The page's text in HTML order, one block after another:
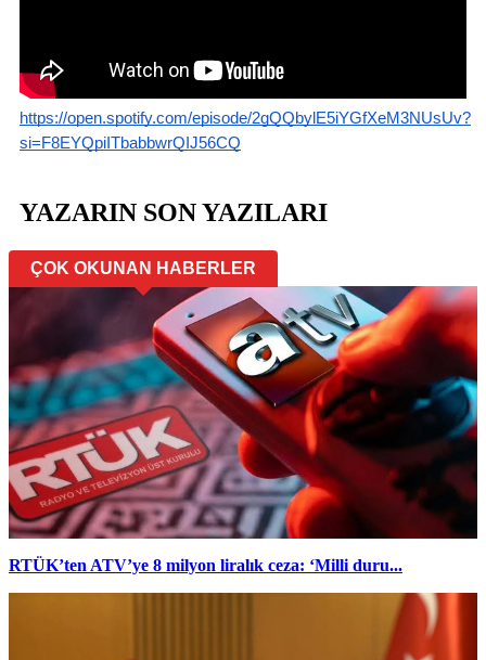
https://open.spotify.com/episode/2gQQbylE5iYGfXeM3NUsUv?
si=F8EYQpiITbabbwrQIJ56CQ
YAZARIN SON YAZILARI
ÇOK OKUNAN HABERLER
RTÜK’ten ATV’ye 8 milyon liralık ceza: ‘Milli duru...